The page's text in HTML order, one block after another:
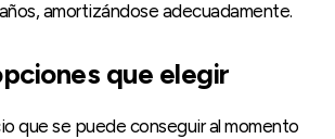
amortizándose adecuadamente.
que elegir
que se puede conseguir al momento